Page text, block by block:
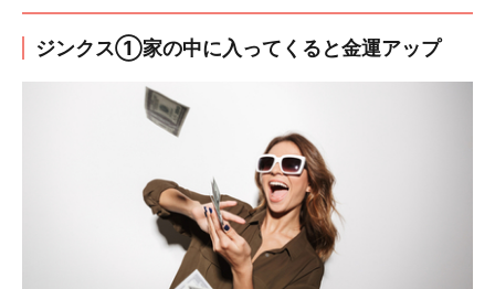
ジンクス①家の中に入ってくると金運アップ